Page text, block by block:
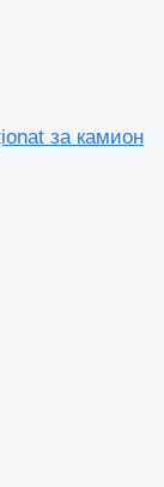
за камион